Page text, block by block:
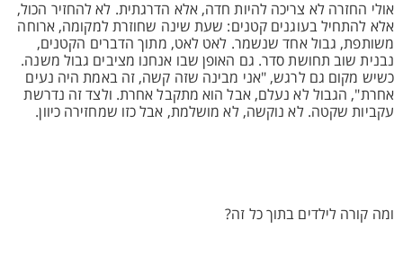
אולי החזרה לא צריכה להיות חדה, אלא הדרגתית. לא להחזיר הכול,
אלא להתחיל בעוגנים קטנים: שעת שינה שחוזרת למקומה, ארוחה
משותפת, גבול אחד שנשמר. לאט לאט, מתוך הדברים הקטנים,
נבנית שוב תחושת סדר. גם האופן שבו אנחנו מציבים גבול משנה.
כשיש מקום גם לרגש, "אני מבינה שזה קשה, זה באמת היה נעים
אחרת", הגבול לא נעלם, אבל הוא מתקבל אחרת. ולצד זה נדרשת
עקביות שקטה. לא נוקשה, לא מושלמת, אבל כזו שמחזירה כיוון.
ומה קורה לילדים בתוך כל זה?